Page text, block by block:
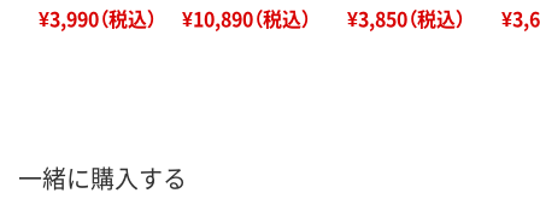
¥3,990（税込） ¥10,890（税込） ¥3,850（税込）
一緒に購入する